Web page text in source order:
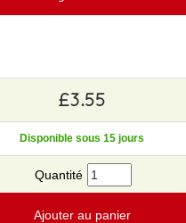
£3.55
Disponible sous 15 jours
Quantité
Ajouter au panier